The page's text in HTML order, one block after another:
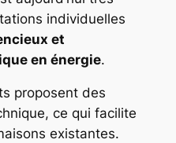
individuelles
et
en énergie.
proposent des
ce qui facilite
existantes.